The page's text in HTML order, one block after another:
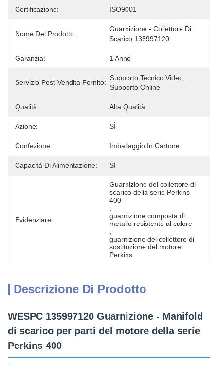
Certificazione: ISO9001
Nome Del Prodotto:
Guarnizione - Collettore Di
Scarico 135997120
Garanzia: 1 Anno
Servizio Post-Vendita Fornito:
Supporto Tecnico Video,
Supporto Online
Qualità: Alta Qualità
Azione: SÌ
Confezione: Imballaggio In Cartone
Capacità Di Alimentazione: SÌ
Evidenziare:
Guarnizione del collettore di
scarico della serie Perkins
400
guarnizione composta di
metallo resistente al calore
guarnizione del collettore di
sostituzione del motore
Perkins
Descrizione Di Prodotto
WESPC 135997120 Guarnizione - Manifold
di scarico per parti del motore della serie
Perkins 400